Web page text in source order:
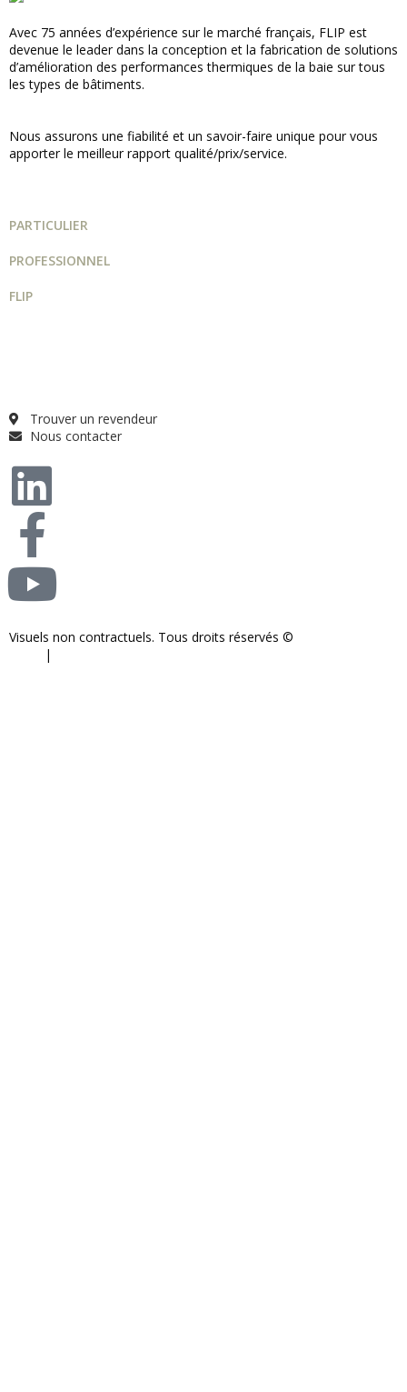
Avec 75 années d’expérience sur le marché français, FLIP est
devenue le leader dans la conception et la fabrication de solutions
d’amélioration des performances thermiques de la baie sur tous
les types de bâtiments.
Nous assurons une fiabilité et un savoir-faire unique pour vous
apporter le meilleur rapport qualité/prix/service.
PARTICULIER
PROFESSIONNEL
FLIP
Trouver un revendeur
Nous contacter
Visuels non contractuels. Tous droits réservés ©
|